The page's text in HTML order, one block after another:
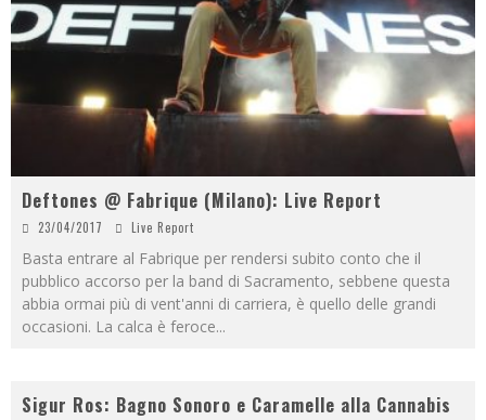
Deftones @ Fabrique (Milano): Live Report
23/04/2017 Live Report
Basta entrare al Fabrique per rendersi subito conto che il
pubblico accorso per la band di Sacramento, sebbene questa
abbia ormai più di vent'anni di carriera, è quello delle grandi
occasioni. La calca è feroce...
Sigur Ros: Bagno Sonoro e Caramelle alla Cannabis